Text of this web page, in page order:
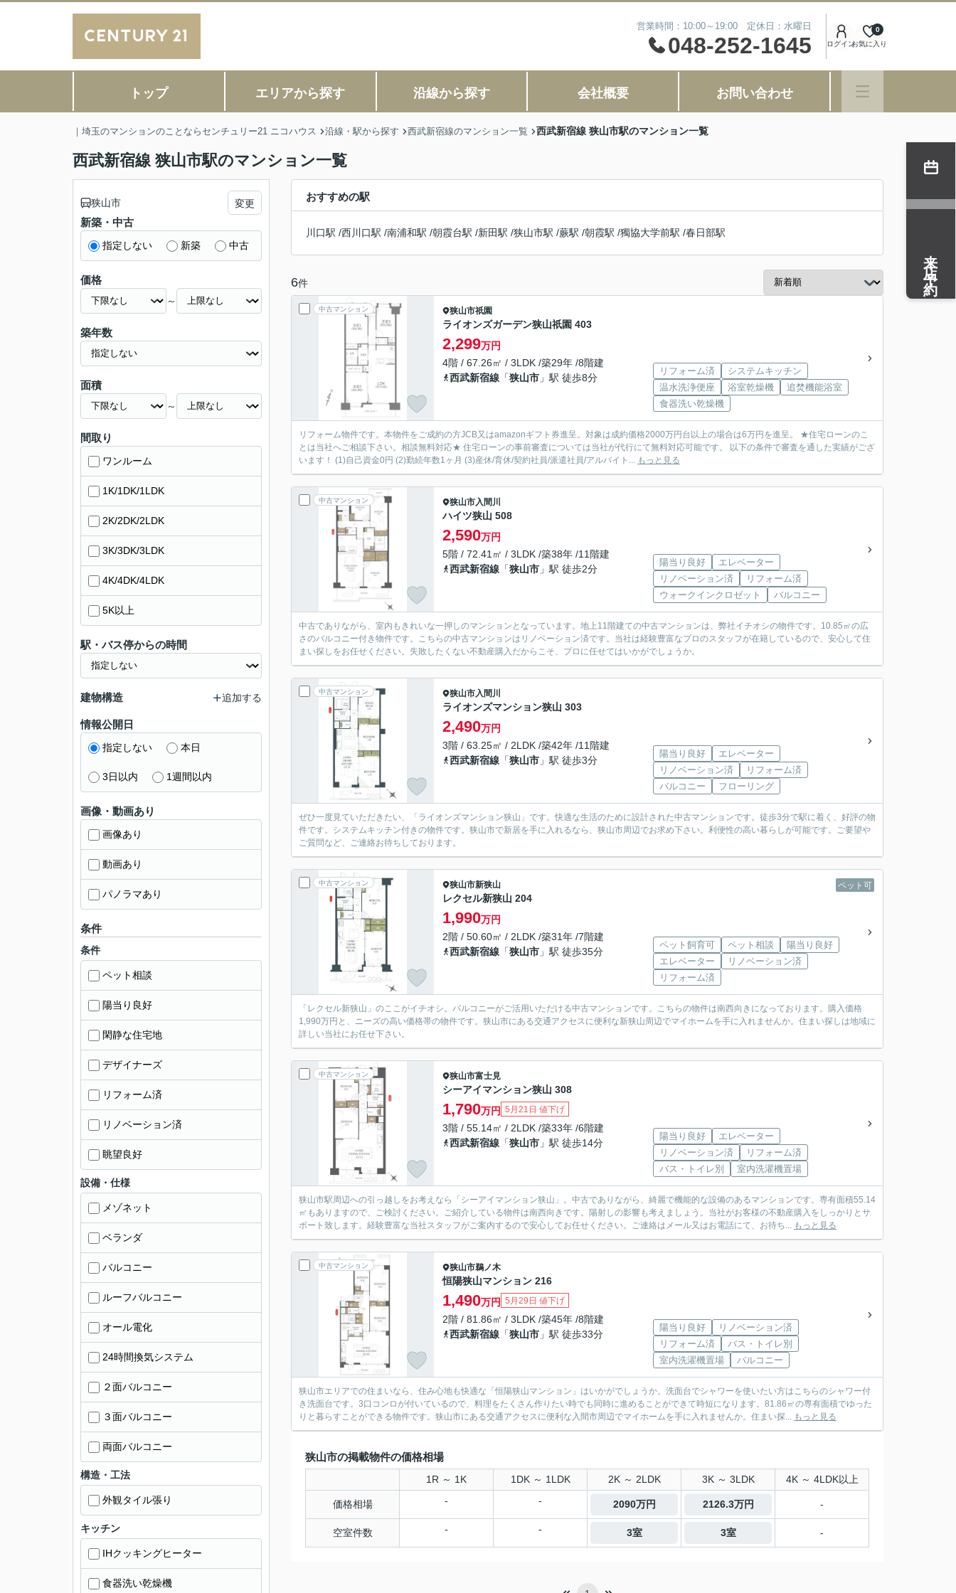
営業時間：10:00～19:00 定休日：水曜日
048-252-1645 ログインお気に入り
0
トップ エリアから探す 沿線から探す 会社概要 お問い合わせ
｜埼玉のマンションのことならセンチュリー21 ニコハウス 沿線・駅から探す 西武新宿線のマンション一覧 西武新宿線 狭山市駅のマンション一覧
西武新宿線 狭山市駅のマンション一覧
おすすめの駅
川口駅 /西川口駅 /南浦和駅 /朝霞台駅 /新田駅 /狭山市駅 /蕨駅 /朝霞駅 /獨協大学前駅 /春日部駅
6件
中古マンション 狭山市祇園
ライオンズガーデン狭山祇園 403
2,299万円
4階 / 67.26㎡ / 3LDK /築29年 /8階建
西武新宿線 「狭山市 」駅 徒歩8分
リフォーム済
システムキッチン
温水洗浄便座
浴室乾燥機
追焚機能浴室
食器洗い乾燥機
リフォーム物件です。本物件をご成約の方JCB又はamazonギフト券進呈。対象は成約価格2000万円台以上の場合は6万円を進呈。 ★住宅ローンのこ
とは当社へご相談下さい。相談無料対応★ 住宅ローンの事前審査については当社が代行にて無料対応可能です。 以下の条件で審査を通した実績がござ
います！ (1)自己資金0円 (2)勤続年数1ヶ月 (3)産休/育休/契約社員/派遣社員/アルバイト... もっと見る
中古マンション 狭山市入間川
ハイツ狭山 508
2,590万円
5階 / 72.41㎡ / 3LDK /築38年 /11階建
西武新宿線 「狭山市 」駅 徒歩2分
陽当り良好
エレベーター
リノベーション済
リフォーム済
ウォークインクロゼット
バルコニー
中古でありながら、室内もきれいな一押しのマンションとなっています。地上11階建ての中古マンションは、弊社イチオシの物件です。10.85㎡の広
さのバルコニー付き物件です。こちらの中古マンションはリノベーション済です。当社は経験豊富なプロのスタッフが在籍しているので、安心して住
まい探しをお任せください。失敗したくない不動産購入だからこそ、プロに任せてはいかがでしょうか。
中古マンション 狭山市入間川
ライオンズマンション狭山 303
2,490万円
3階 / 63.25㎡ / 2LDK /築42年 /11階建
西武新宿線 「狭山市 」駅 徒歩3分
陽当り良好
エレベーター
リノベーション済
リフォーム済
バルコニー
フローリング
ぜひ一度見ていただきたい、「ライオンズマンション狭山」です。快適な生活のために設計された中古マンションです。徒歩3分で駅に着く、好評の物
件です。システムキッチン付きの物件です。狭山市で新居を手に入れるなら、狭山市周辺でお求め下さい。利便性の高い暮らしが可能です。ご要望や
ご質問など、ご連絡お待ちしております。
中古マンション ペット可
狭山市新狭山
レクセル新狭山 204
1,990万円
2階 / 50.60㎡ / 2LDK /築31年 /7階建
西武新宿線 「狭山市 」駅 徒歩35分
ペット飼育可 ペット相談
陽当り良好
エレベーター
リノベーション済
リフォーム済
「レクセル新狭山」のここがイチオシ。バルコニーがご活用いただける中古マンションです。こちらの物件は南西向きになっております。購入価格
1,990万円と、ニーズの高い価格帯の物件です。狭山市にある交通アクセスに便利な新狭山周辺でマイホームを手に入れませんか。住まい探しは地域に
詳しい当社にお任せ下さい。
中古マンション 狭山市富士見
シーアイマンション狭山 308
1,790万円 5月21日 値下げ
3階 / 55.14㎡ / 2LDK /築33年 /6階建
西武新宿線 「狭山市 」駅 徒歩14分
陽当り良好
エレベーター
リノベーション済
リフォーム済
バス・トイレ別
室内洗濯機置場
狭山市駅周辺への引っ越しをお考えなら「シーアイマンション狭山」。中古でありながら、綺麗で機能的な設備のあるマンションです。専有面積55.14
㎡もありますので、ご検討ください。ご紹介している物件は南西向きです。陽射しの影響も考えましょう。当社がお客様の不動産購入をしっかりとサ
ポート致します。経験豊富な当社スタッフがご案内するので安心してお任せください。ご連絡はメール又はお電話にて、お待ち... もっと見る
中古マンション 狭山市鵜ノ木
恒陽狭山マンション 216
1,490万円 5月29日 値下げ
2階 / 81.86㎡ / 3LDK /築45年 /8階建
西武新宿線 「狭山市 」駅 徒歩33分
陽当り良好
リノベーション済
リフォーム済
バス・トイレ別
室内洗濯機置場
バルコニー
狭山市エリアでの住まいなら、住み心地も快適な「恒陽狭山マンション」はいかがでしょうか。洗面台でシャワーを使いたい方はこちらのシャワー付
き洗面台です。3口コンロが付いているので、料理をたくさん作りたい時でも同時に進めることができて時短になります。81.86㎡の専有面積でゆった
りと暮らすことができる物件です。狭山市にある交通アクセスに便利な入間市周辺でマイホームを手に入れませんか。住まい探... もっと見る
狭山市の掲載物件の価格相場
1R ～ 1K 1DK ～ 1LDK 2K ～ 2LDK 3K ～ 3LDK 4K ～ 4LDK以上
価格相場 - - 2090万円 2126.3万円 -
空室件数 - - 3室 3室 -
狭山市 変更
新築・中古
指定しない 新築 中古
価格
～
築年数
面積
～
間取り
ワンルーム
1K/1DK/1LDK
2K/2DK/2LDK
3K/3DK/3LDK
4K/4DK/4LDK
5K以上
駅・バス停からの時間
建物構造 追加する
情報公開日
指定しない 本日
3日以内 1週間以内
画像・動画あり
画像あり
動画あり
パノラマあり
条件
条件
ペット相談
陽当り良好
閑静な住宅地
デザイナーズ
リフォーム済
リノベーション済
眺望良好
設備・仕様
メゾネット
ベランダ
バルコニー
ルーフバルコニー
オール電化
24時間換気システム
２面バルコニー
３面バルコニー
両面バルコニー
構造・工法
外観タイル張り
キッチン
IHクッキングヒーター
食器洗い乾燥機
来店予約